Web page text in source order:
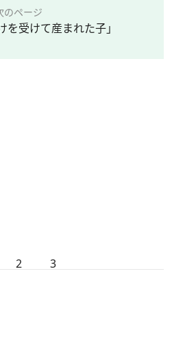
のページ
を受けて産まれた子」
2 3